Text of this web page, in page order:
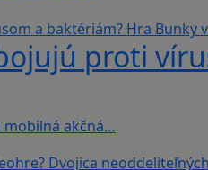
proti
mobilná akčná…